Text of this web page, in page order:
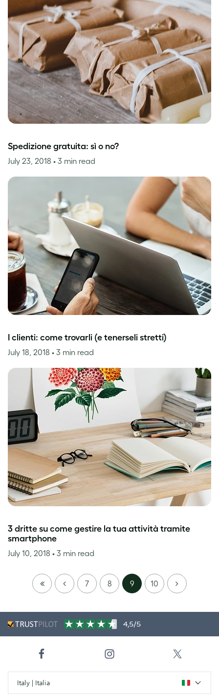
Spedizione gratuita: sì o no?
July 23, 2018 • 3 min read
I clienti: come trovarli (e tenerseli stretti)
July 18, 2018 • 3 min read
3 dritte su come gestire la tua attività tramite
smartphone
July 10, 2018 • 3 min read
FIRST
PAGE
PREVIOUS
7 8 9 10 NEXT
4,5/5
Italy | Italia